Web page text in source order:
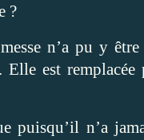
?
n’a pu y
Elle est
puisqu’il n’a